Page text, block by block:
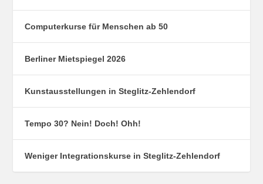
Computerkurse für Menschen ab 50
Berliner Mietspiegel 2026
Kunstausstellungen in Steglitz-Zehlendorf
Tempo 30? Nein! Doch! Ohh!
Weniger Integrationskurse in Steglitz-Zehlendorf